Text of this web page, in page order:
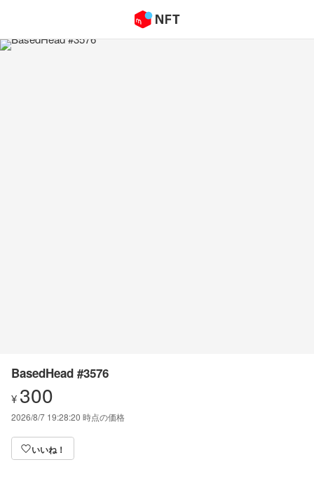
BasedHead #3576
¥ 300
2026/8/7 19:28:20 時点の価格
いいね！